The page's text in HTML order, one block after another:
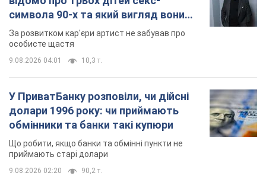
символа 90-х та який вигляд вони
мають
За розвитком кар'єри артист не забував про
особисте щастя
9.08.2026 04:01 10,3 т.
У ПриватБанку розповіли, чи дійсні
долари 1996 року: чи приймають
обмінники та банки такі купюри
Що робити, якщо банки та обмінні пункти не
приймають старі долари
9.08.2026 02:20 90,2 т.